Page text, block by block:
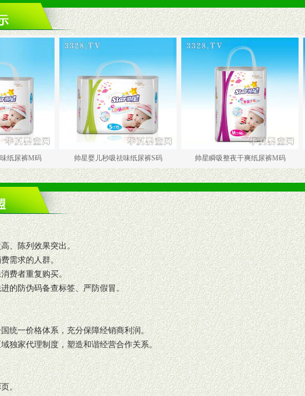
帅星婴儿秒吸祛味纸尿裤S码 帅星瞬吸整夜干爽纸尿裤M码 帅星
、陈列效果突出。
需求的人群。
费者重复购买。
的防伪码备查标签、严防假冒。
统一价格体系，充分保障经销商利润。
独家代理制度，塑造和谐经营合作关系。
。